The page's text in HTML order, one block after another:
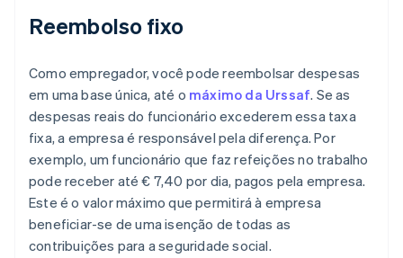
Reembolso fixo
Como empregador, você pode reembolsar despesas
em uma base única, até o máximo da Urssaf. Se as
despesas reais do funcionário excederem essa taxa
fixa, a empresa é responsável pela diferença. Por
exemplo, um funcionário que faz refeições no trabalho
pode receber até € 7,40 por dia, pagos pela empresa.
Este é o valor máximo que permitirá à empresa
beneficiar-se de uma isenção de todas as
contribuições para a seguridade social.